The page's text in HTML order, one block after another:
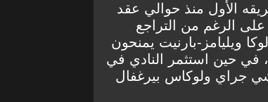
الأول منذ حوالي عقد
الرغم من التراجع
ويليامز-بارنيت يمنحون
في حين استثمر النادي في
جراي ولوكاس بيرغفال